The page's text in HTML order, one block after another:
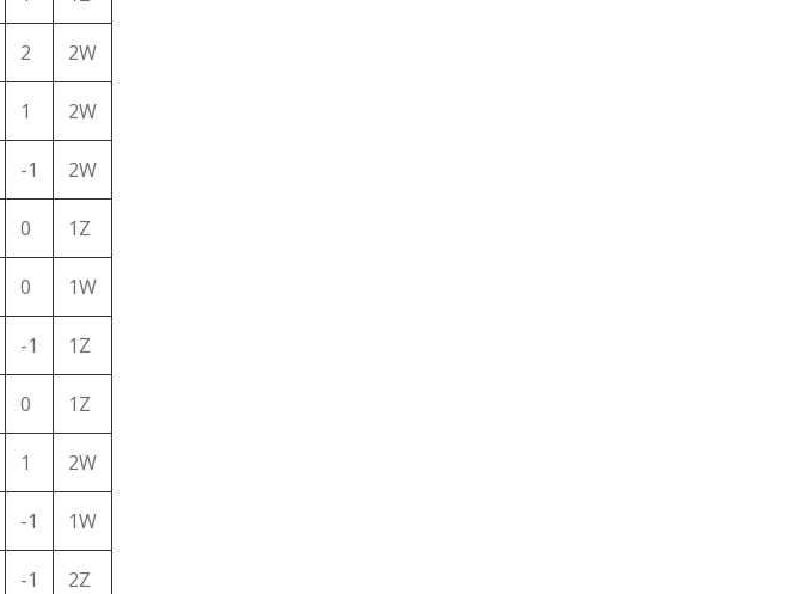
2 2W
1 2W
-1 2W
0 1Z
0 1W
-1 1Z
0 1Z
1 2W
-1 1W
-1 2Z